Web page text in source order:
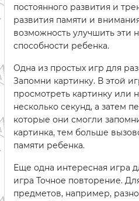
постоянного развития и
развития памяти и
возможность улучшить эти
способности ребенка.
Одна из простых игр для
Запомни картинку. В этой
просмотреть картинку или
несколько секунд, а затем
которые они смогли
картинка, тем больше
памяти ребенка.
Еще одна интересная игра
игра Точное повторение.
предметов, например,